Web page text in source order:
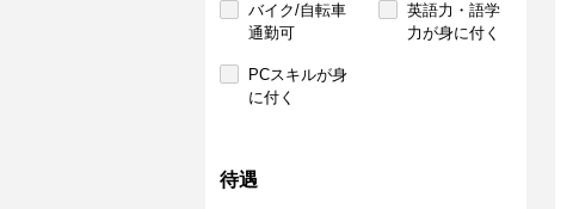
バイク/自転車
通勤可
英語力・語学
力が身に付く
PCスキルが身
に付く
待遇